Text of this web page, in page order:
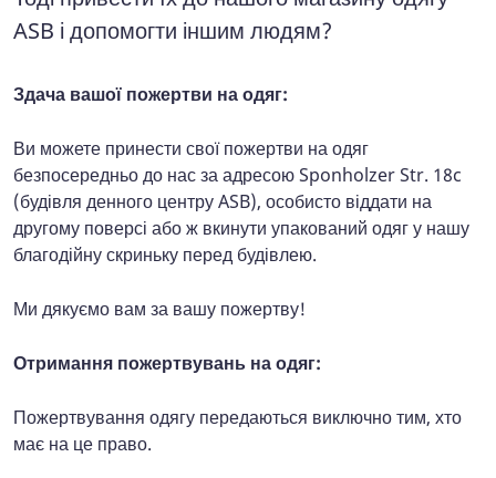
ASB і допомогти іншим людям?
Здача вашої пожертви на одяг:
Ви можете принести свої пожертви на одяг
безпосередньо до нас за адресою Sponholzer Str. 18c
(будівля денного центру ASB), особисто віддати на
другому поверсі або ж вкинути упакований одяг у нашу
благодійну скриньку перед будівлею.
Ми дякуємо вам за вашу пожертву!
Отримання пожертвувань на одяг:
Пожертвування одягу передаються виключно тим, хто
має на це право.